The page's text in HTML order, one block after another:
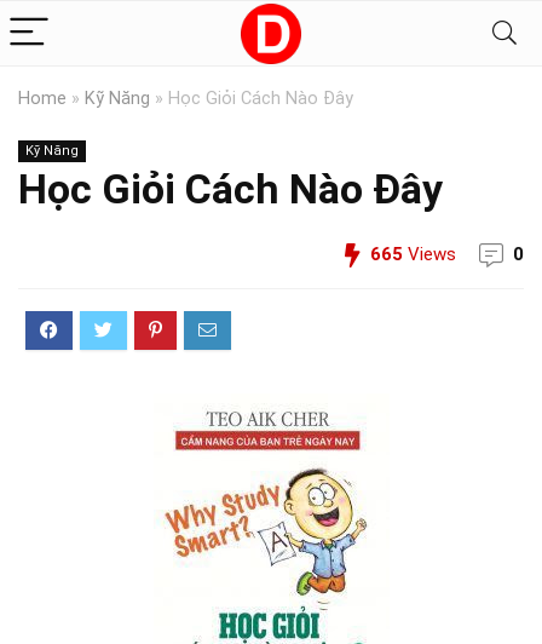
Home » Kỹ Năng » Học Giỏi Cách Nào Đây
Kỹ Năng
Học Giỏi Cách Nào Đây
665 Views 0